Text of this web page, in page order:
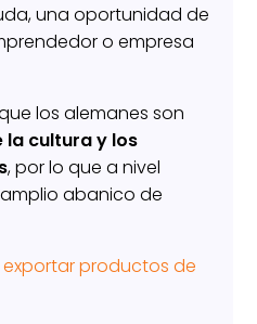
una oportunidad de
o empresa
los alemanes son
la cultura y los
, por lo que a nivel
abanico de
exportar productos de